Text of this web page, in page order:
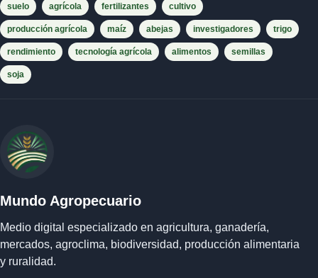
suelo agrícola fertilizantes cultivo
producción agrícola maíz abejas investigadores trigo
rendimiento tecnología agrícola alimentos semillas
soja
Mundo Agropecuario
Medio digital especializado en agricultura, ganadería,
mercados, agroclima, biodiversidad, producción alimentaria
y ruralidad.